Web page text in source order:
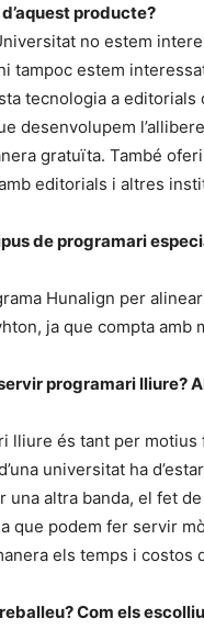
producte?
no estem
tampoc estem
tecnologia a
desenvolupem
gratuïta. També
editorials i altres
de programari
Hunalign per
ja que compta
programari lliure?
lliure és tant per
universitat ha
una altra banda, el fet
que podem fer servir
els temps i
Com els